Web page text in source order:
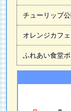
チューリップ
オレンジカフ
ふれあい食堂